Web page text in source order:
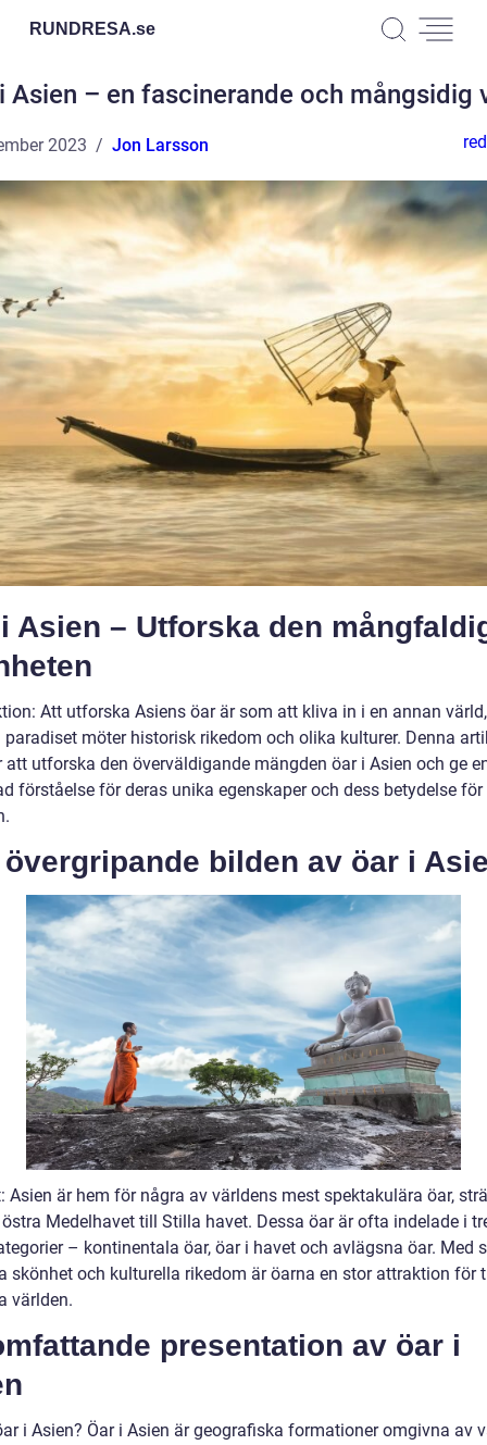
RUNDRESA.se
Asien – en fascinerande och mångsidig
2023 Jon Larsson
Asien – Utforska den
Att utforska Asiens öar är som att kliva in i en annan
möter historisk rikedom och olika kulturer. Denna
att utforska den överväldigande mängden öar i Asien och ge
förståelse för deras unika egenskaper och dess betydelse för
övergripande bilden av öar i
Asien är hem för några av världens mest spektakulära öar,
Medelhavet till Stilla havet. Dessa öar är ofta indelade i
– kontinentala öar, öar i havet och avlägsna öar. Med
skönhet och kulturella rikedom är öarna en stor attraktion för
världen.
presentation av öar i
i Asien? Öar i Asien är geografiska formationer omgivna av